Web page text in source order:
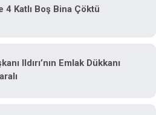
4 Katlı Boş Bina Çöktü
Ildırı’nın Emlak Dükkanı